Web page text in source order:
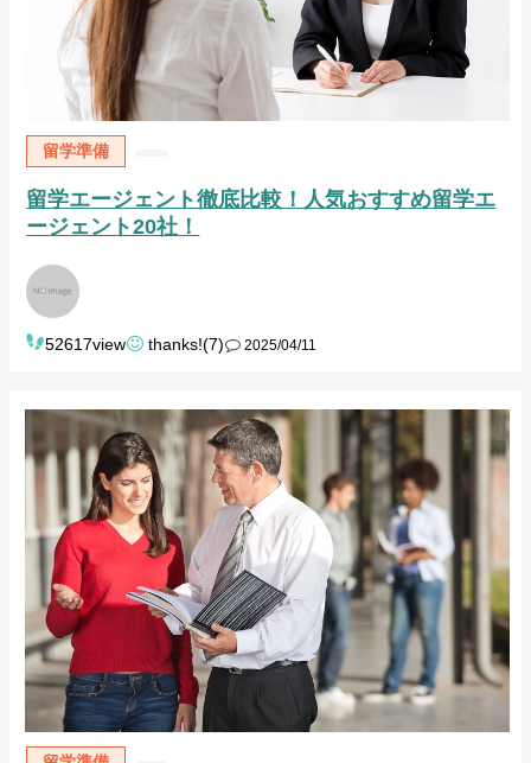
留学準備
留学エージェント徹底比較！人気おすすめ留学エ
ージェント20社！
52617view thanks!(7) 2025/04/11